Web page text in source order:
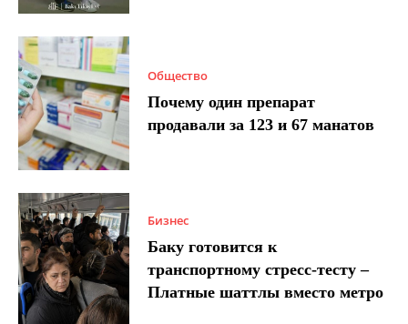
Общество
Почему один препарат
продавали за 123 и 67 манатов
Бизнес
Баку готовится к
транспортному стресс-тесту –
Платные шаттлы вместо метро